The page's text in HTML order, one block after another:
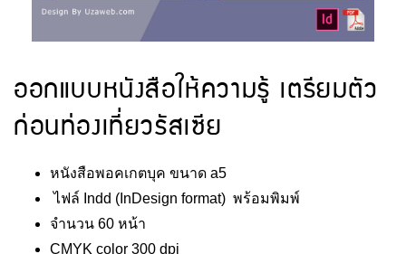
ออกแบบหนังสือให้ความรู้ เตรียมตัว
ก่อนท่องเที่ยวรัสเซีย
หนังสือพอคเกตบุค ขนาด a5
ไฟล์ Indd (InDesign format) พร้อมพิมพ์
จำนวน 60 หน้า
CMYK color 300 dpi